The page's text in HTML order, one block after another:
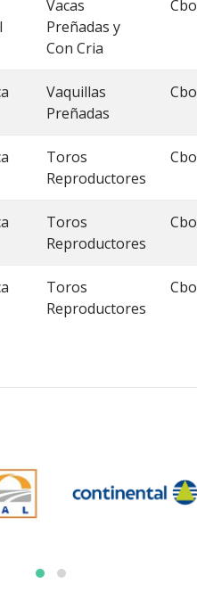
Vacas
Preñadas y
Con Cria
Vaquillas
Preñadas
Toros
Reproductores
Toros
Reproductores
Toros
Reproductores